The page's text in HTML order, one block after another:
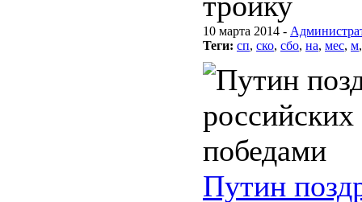
10 марта 2014 -
Теги: сп, ско, сбо, на, мес, м
Путин